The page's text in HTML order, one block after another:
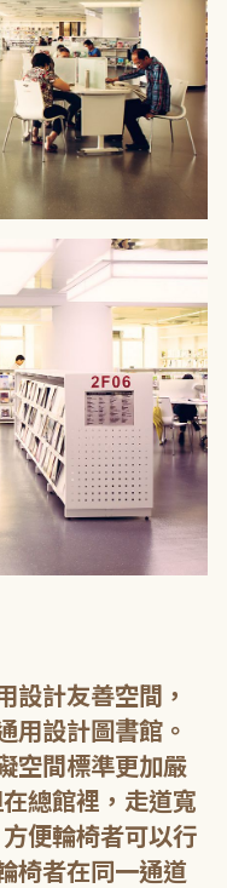
設計友善空間，
用設計圖書館。
空間標準更加嚴
總館裡，走道寬
便輪椅者可以行
椅者在同一通道